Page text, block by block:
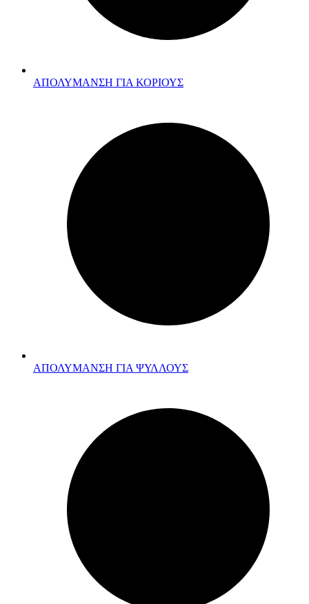
ΑΠΟΛΥΜΑΝΣΗ ΓΙΑ ΚΟΡΙΟΥΣ
ΑΠΟΛΥΜΑΝΣΗ ΓΙΑ ΨΥΛΛΟΥΣ